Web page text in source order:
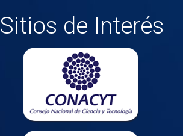
Sitios de Interés